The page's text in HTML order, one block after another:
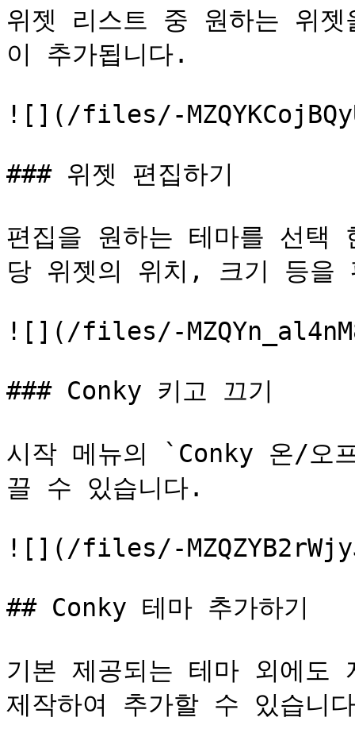
위젯 리스트 중 원하는 위
이 추가됩니다.
![](/files/-
### 위젯 편집하기
편집을 원하는 테마를 선택
당 위젯의 위치, 크기 등을
![](/files/-
### Conky 키고 끄기
시작 메뉴의 `Conky 온/오
끌 수 있습니다.
![](/files/-
## Conky 테마 추가하기
기본 제공되는 테마 외에도
제작하여 추가할 수 있습니